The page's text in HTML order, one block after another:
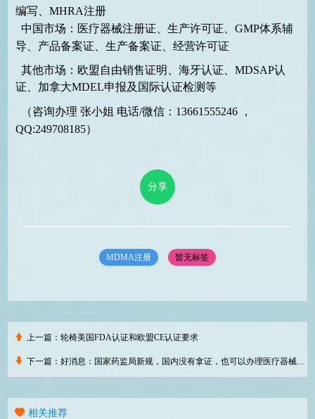
编写、MHRA注册
中国市场：医疗器械注册证、生产许可证、GMP体系辅
导、产品备案证、生产备案证、经营许可证
其他市场：欧盟自由销售证明、海牙认证、MDSAP认
证、加拿大MDEL申报及国际认证检测等
（咨询办理 张小姐 电话/微信：13661555246 ，
QQ:249708185）
分享
MDMA注册 暂无标签
上一篇：轮椅美国FDA认证和欧盟CE认证要求
下一篇：好消息：国家药监局新规，国内没有拿证，也可以办理医疗器械自由销售证
相关推荐